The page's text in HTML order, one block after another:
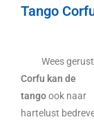
Tango
Wees
Corfu kan de
tangoook naar
hartelust